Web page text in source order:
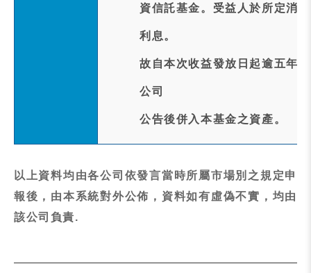
資信託基金。受益人於所定消
利息。
故自本次收益發放日起逾五年
公司
公告後併入本基金之資產。
以上資料均由各公司依發言當時所屬市場別之規定申
報後，由本系統對外公佈，資料如有虛偽不實，均由
該公司負責.